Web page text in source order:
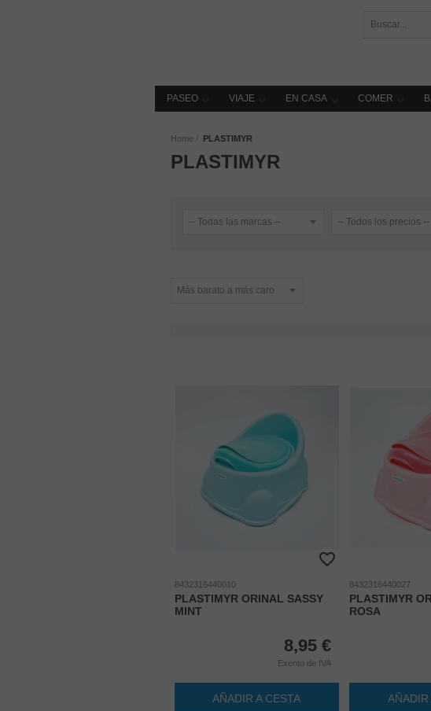
PASEO VIAJE EN CASA COMER
Home PLASTIMYR
PLASTIMYR
8432316440010
PLASTIMYR ORINAL SASSY
MINT
8,95 €
Exento de IVA
AÑADIR A CESTA
8432316440027
PLASTIMYR
ROSA
AÑADIR